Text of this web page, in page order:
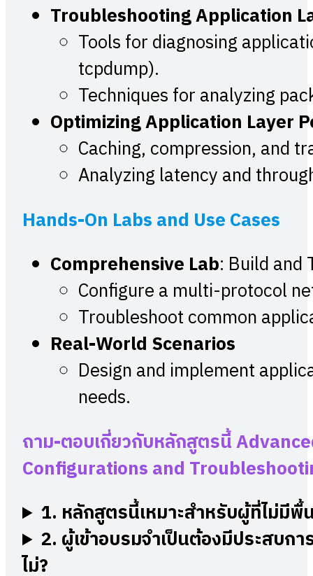
Troubleshooting Application
Tools for diagnosing
tcpdump).
Techniques for analyzing
Optimizing Application Layer
Caching, compression, and
Analyzing latency and
Hands-On Labs and Use Cases
Comprehensive Lab: Build and
Configure a multi-protocol
Troubleshoot common
Real-World Scenarios
Design and implement
needs.
ถาม-ตอบเกี่ยวกับหลักสูตรนี้
Configurations and
1. หลักสูตรนี้เหมาะสำหรับผู้ที่ไม่มีพื้
2. ผู้เข้าอบรมจำเป็นต้องมีประสบก
ไม่?